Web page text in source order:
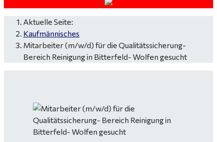
Aktuelle Seite:
Kaufmännisches
Mitarbeiter (m/w/d) für die Qualitätssicherung-
Bereich Reinigung in Bitterfeld- Wolfen gesucht